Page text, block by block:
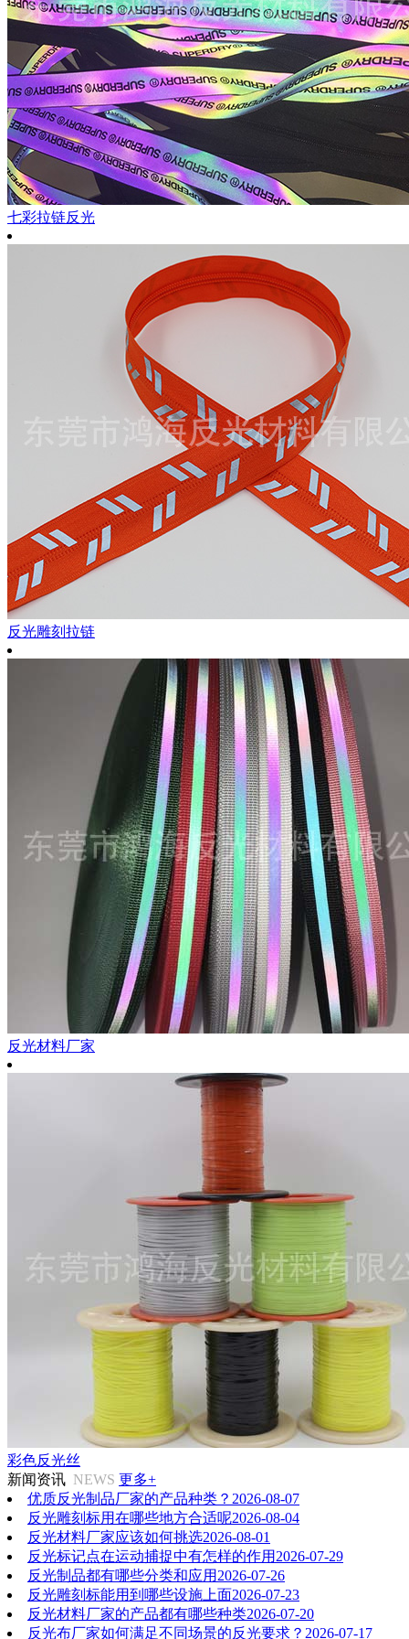
七彩拉链反光
反光雕刻拉链
反光材料厂家
彩色反光丝
新闻资讯 NEWS 更多+
优质反光制品厂家的产品种类？ 2026-08-07
反光雕刻标用在哪些地方合适呢2026-08-04
反光材料厂家应该如何挑选2026-08-01
反光标记点在运动捕捉中有怎样的作用 2026-07-29
反光制品都有哪些分类和应用 2026-07-26
反光雕刻标能用到哪些设施上面2026-07-23
反光材料厂家的产品都有哪些种类2026-07-20
反光布厂家如何满足不同场景的反光要求？ 2026-07-17